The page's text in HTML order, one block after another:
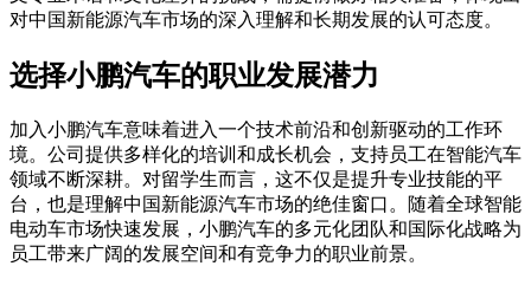
对中国新能源汽车市场的深入理解和长期发展的认可态度。
选择小鹏汽车的职业发展潜力
加入小鹏汽车意味着进入一个技术前沿和创新驱动的工作环
境。公司提供多样化的培训和成长机会，支持员工在智能汽车
领域不断深耕。对留学生而言，这不仅是提升专业技能的平
台，也是理解中国新能源汽车市场的绝佳窗口。随着全球智能
电动车市场快速发展，小鹏汽车的多元化团队和国际化战略为
员工带来广阔的发展空间和有竞争力的职业前景。